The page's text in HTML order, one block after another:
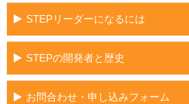
STEPリーダーになるには
STEPの開発者と歴史
お問合わせ・申し込みフォーム